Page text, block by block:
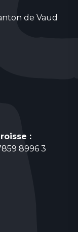
de Vaud
:
8996 3